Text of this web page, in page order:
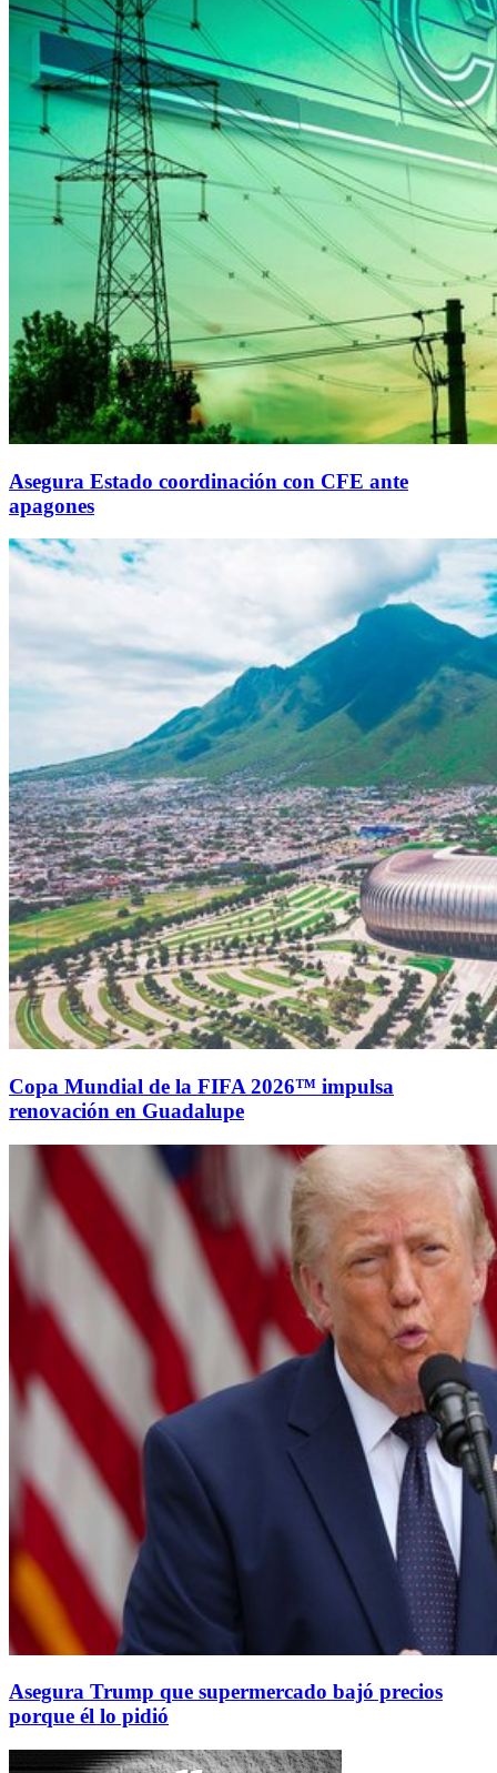
Asegura Estado coordinación con CFE ante
apagones
Copa Mundial de la FIFA 2026™ impulsa
renovación en Guadalupe
Asegura Trump que supermercado bajó precios
porque él lo pidió